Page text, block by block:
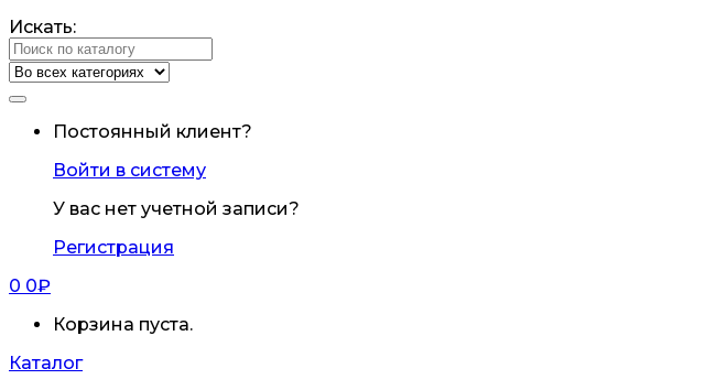
Искать:
Постоянный клиент?
Войти в систему
У вас нет учетной записи?
Регистрация
0 0₽
Корзина пуста.
Каталог